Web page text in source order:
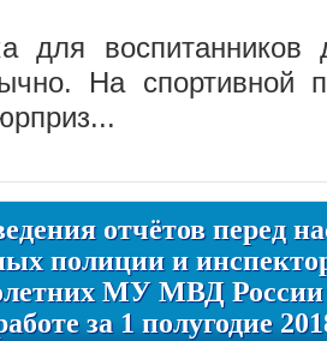
для воспитанников
На спортивной
отчётов перед
полиции и
МУ МВД России
за 1 полугодие